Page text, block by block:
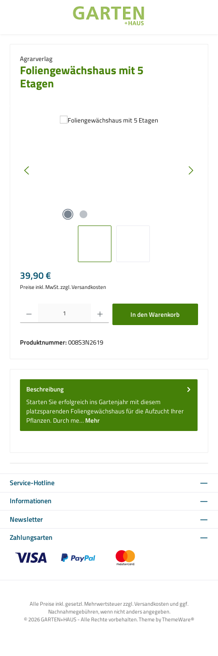
Agrarverlag
Foliengewächshaus mit 5
Etagen
Bildergalerie überspringen
Regulärer Preis:
39,90 €
Preise inkl. MwSt. zzgl. Versandkosten
Produkt Anzahl: Gib den gewünschten Wert ein oder benutze die Schaltflächen um
In den Warenkorb
Produktnummer:008S3N2619
Beschreibung
Starten Sie erfolgreich ins Gartenjahr mit diesem
platzsparenden Foliengewächshaus für die Aufzucht Ihrer
Pflanzen. Durch me… Mehr
Service-Hotline
Informationen
Newsletter
Zahlungsarten
Alle Preise inkl. gesetzl. Mehrwertsteuer zzgl. Versandkosten und ggf.
Nachnahmegebühren, wenn nicht anders angegeben.
© 2026 GARTEN+HAUS - Alle Rechte vorbehalten. Theme byThemeWare®